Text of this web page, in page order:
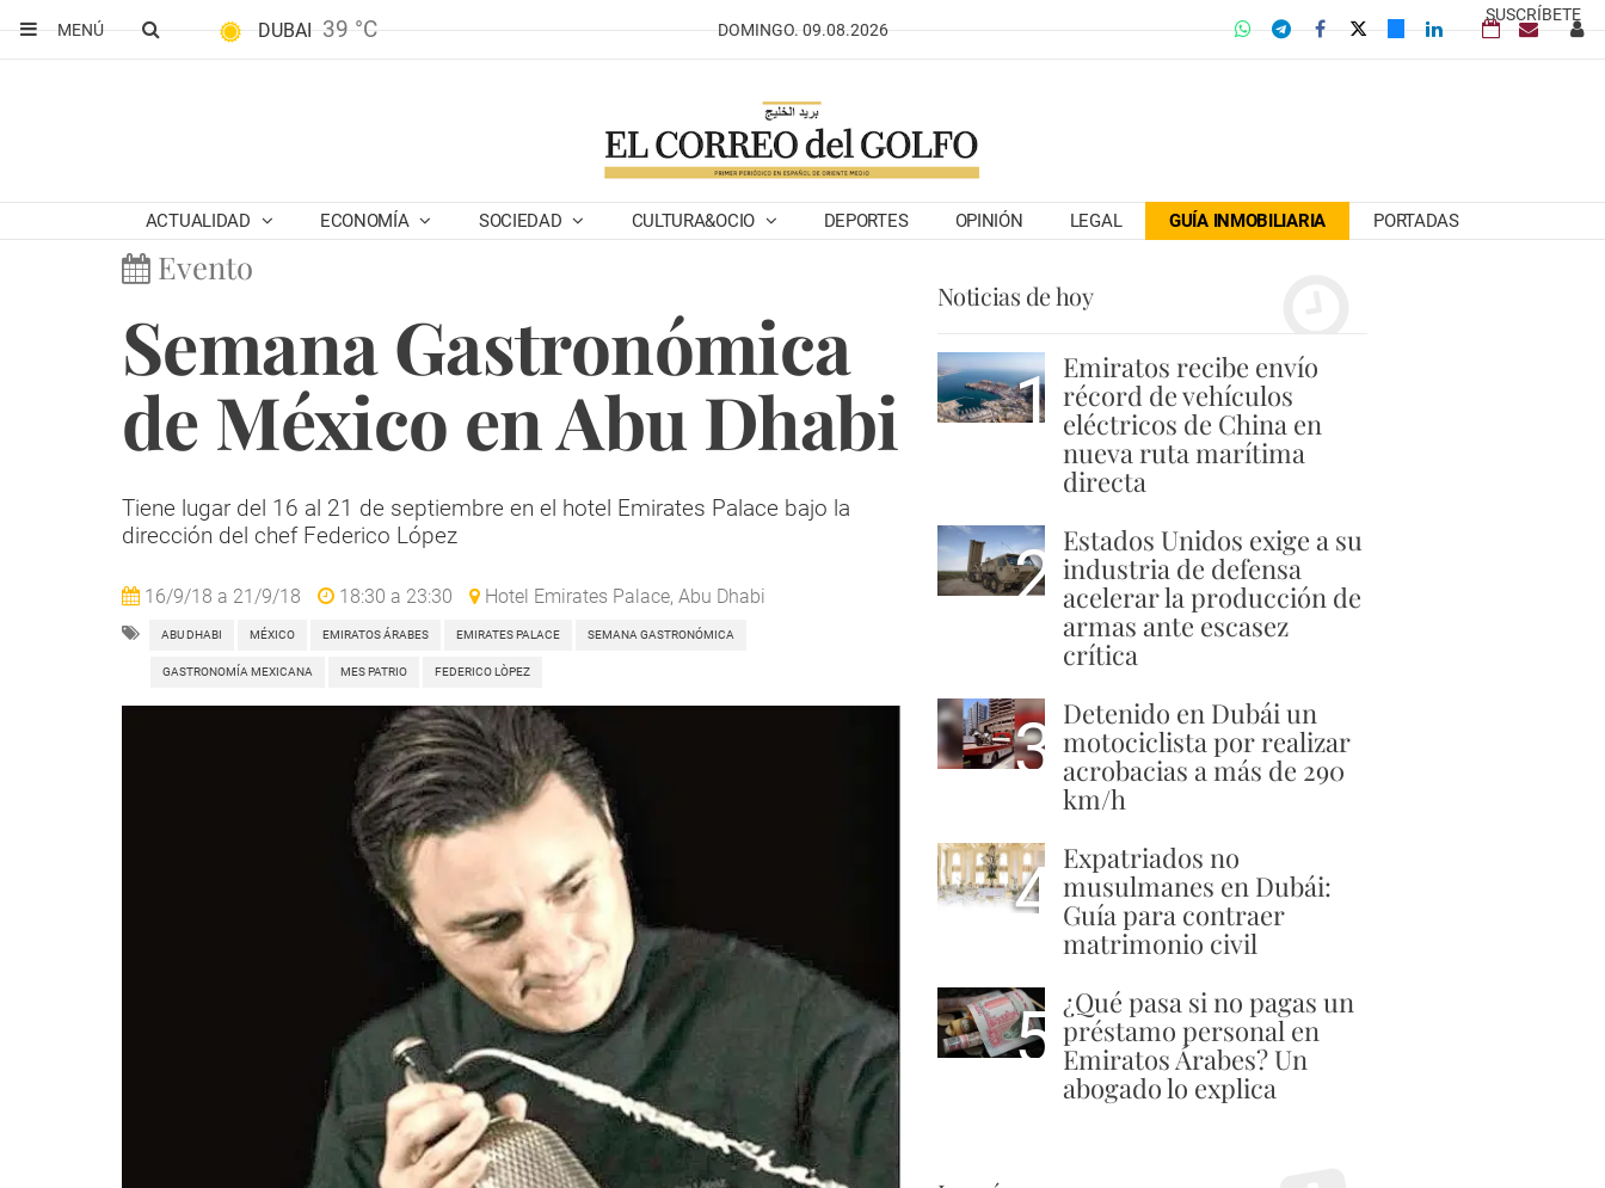
SUSCRÍBETE
MENÚ
DUBAI 39 °C DOMINGO. 09.08.2026
ACTUALIDAD ECONOMÍA SOCIEDAD CULTURA&OCIO DEPORTES OPINIÓN LEGAL GUÍA INMOBILIARIA PORTADAS
Evento
Semana Gastronómica
de México en Abu Dhabi
Tiene lugar del 16 al 21 de septiembre en el hotel Emirates Palace bajo la
dirección del chef Federico López
16/9/18 a 21/9/18 18:30 a 23:30 Hotel Emirates Palace, Abu Dhabi
ABU DHABI MÉXICO EMIRATOS ÁRABES EMIRATES PALACE SEMANA GASTRONÓMICA
GASTRONOMÍA MEXICANA MES PATRIO FEDERICO LÒPEZ
Noticias de hoy
1 Emiratos recibe envío
récord de vehículos
eléctricos de China en
nueva ruta marítima
directa
2 Estados Unidos exige a su
industria de defensa
acelerar la producción de
armas ante escasez
crítica
3 Detenido en Dubái un
motociclista por realizar
acrobacias a más de 290
km/h
4 Expatriados no
musulmanes en Dubái:
Guía para contraer
matrimonio civil
5 ¿Qué pasa si no pagas un
préstamo personal en
Emiratos Árabes? Un
abogado lo explica